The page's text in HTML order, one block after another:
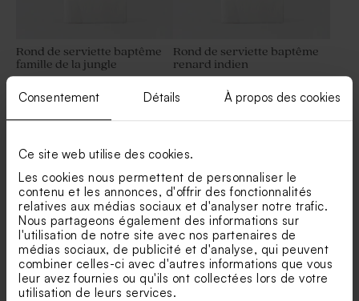
Consentement Détails À propos des cookies
Ce site web utilise des cookies.
Les cookies nous permettent de personnaliser le
contenu et les annonces, d'offrir des fonctionnalités
relatives aux médias sociaux et d'analyser notre trafic.
Nous partageons également des informations sur
l'utilisation de notre site avec nos partenaires de
médias sociaux, de publicité et d'analyse, qui peuvent
combiner celles-ci avec d'autres informations que vous
leur avez fournies ou qu'ils ont collectées lors de votre
utilisation de leurs services.
Marque-place baptême
jungle vintage
Tube à bulles baptême noir
Trombone noir naissance
Boîte métallique naissance
argentée
Rond de serviette baptême
famille de la jungle
Rond de serviette baptême
renard indien
Rond de serviette baptême
perroquets des iles
Rond de serviette ourson
indien